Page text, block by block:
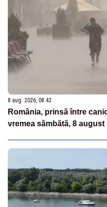
8 aug. 2026, 08:42
România, prinsă între
vremea sâmbătă, 8 august